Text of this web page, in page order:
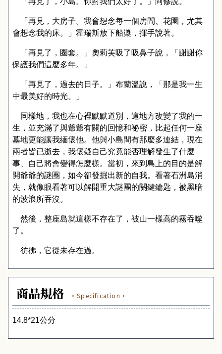
「再見，大房子。我會想念每一個房間、花園，尤其
會想念我的床。」霍瑞斯放下船槳，揮手說著。
「再見了，圈套。」奧莉芙吸了吸鼻子說，「謝謝你
保護我們這麼多年。」
「再見了，過去的日子。」布蘭溫說，「那是我一生
中最美好的時光。」
同樣地，我也在心裡默默道別，這地方改變了我的一
生，並充滿了與爺爺有關的回憶和祕密，比起任何一座
墓地更能讓我緬懷他。他與小島間有那麼多連結，現在
兩者皆已逝去，我懷疑自己究竟能否理解發生了什麼
事、自己將會變得怎麼樣。當初，來到島上的目的是解
開爺爺的謎團，如今卻發掘出新的自我。看著石洲島消
失，就像眼看著可以解開重大謎團的關鍵鑰匙，被黑暗
的波浪所吞沒。
然後，整座島就這樣不存在了，被山一樣高的霧吞噬
了。
彷彿，它從未存在過。
商品規格 ·Specification·
14.8*21公分